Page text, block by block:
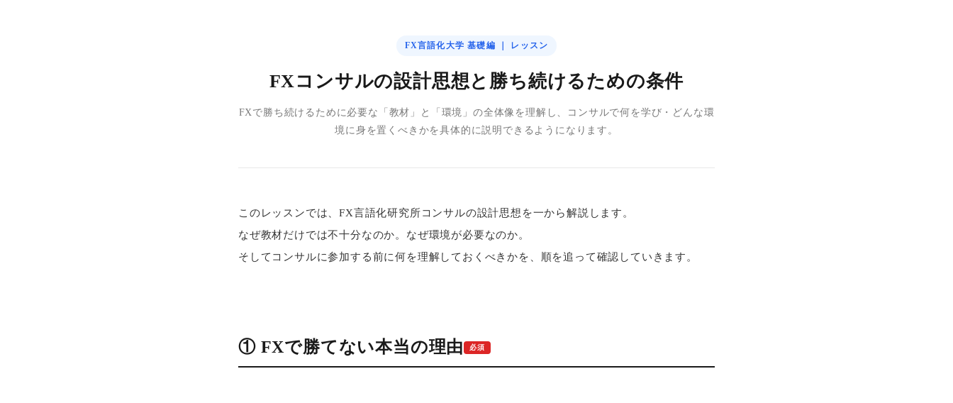
FX言語化大学 基礎編 ｜ レッスン
FXコンサルの設計思想と勝ち続けるための条件
FXで勝ち続けるために必要な「教材」と「環境」の全体像を理解し、コンサルで何を学び・どんな環
境に身を置くべきかを具体的に説明できるようになります。
このレッスンでは、FX言語化研究所コンサルの設計思想を一から解説します。
なぜ教材だけでは不十分なのか。なぜ環境が必要なのか。
そしてコンサルに参加する前に何を理解しておくべきかを、順を追って確認していきます。
① FXで勝てない本当の理由 必須